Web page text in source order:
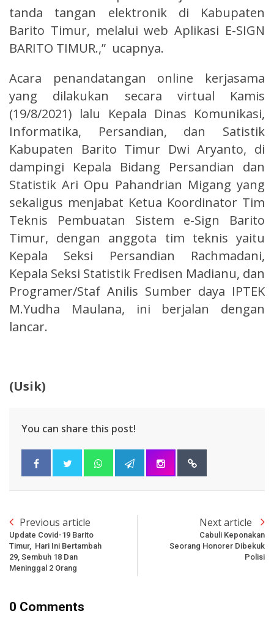
tanda tangan elektronik di Kabupaten
Barito Timur, melalui web Aplikasi E-SIGN
BARITO TIMUR.,” ucapnya.
Acara penandatangan online kerjasama
yang dilakukan secara virtual Kamis
(19/8/2021) lalu Kepala Dinas Komunikasi,
Informatika, Persandian, dan Satistik
Kabupaten Barito Timur Dwi Aryanto, di
dampingi Kepala Bidang Persandian dan
Statistik Ari Opu Pahandrian Migang yang
sekaligus menjabat Ketua Koordinator Tim
Teknis Pembuatan Sistem e-Sign Barito
Timur, dengan anggota tim teknis yaitu
Kepala Seksi Persandian Rachmadani,
Kepala Seksi Statistik Fredisen Madianu, dan
Programer/Staf Anilis Sumber daya IPTEK
M.Yudha Maulana, ini berjalan dengan
lancar.
(Usik)
You can share this post!
Previous article
Update Covid-19 Barito
Timur, Hari Ini Bertambah
29, Sembuh 18 Dan
Meninggal 2 Orang
Next article
Cabuli Keponakan
Seorang Honorer Dibekuk
Polisi
0 Comments